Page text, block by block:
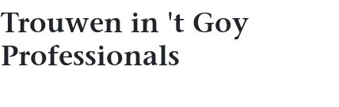
Trouwen in 't Goy
Professionals